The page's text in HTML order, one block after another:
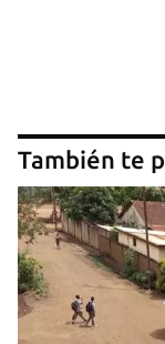
También te